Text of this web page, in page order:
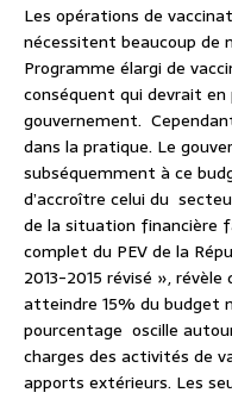
Les opérations de
nécessitent beaucoup de
Programme élargi de
conséquent qui devrait
gouvernement.
dans la pratique. Le
subséquemment à ce
d’accroître celui du
de la situation financière
complet du PEV de la
2013-2015 révisé »,
atteindre 15% du budget
pourcentage oscille
charges des activités de
apports extérieurs. Les